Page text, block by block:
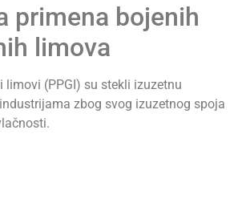
primena bojenih
limova
limovi (PPGI) su stekli izuzetnu
zbog svog izuzetnog spoja